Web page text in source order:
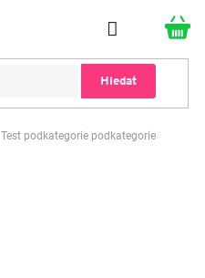
Hledat
Test podkategorie podkategorie